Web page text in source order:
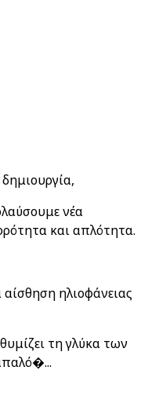
νέα
και απλότητα.
ηλιοφάνειας
τη γλύκα των